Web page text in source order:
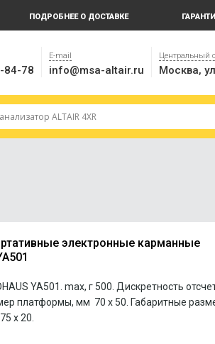
ПОДРОБНЕЕ О ДОСТАВКЕ
84-78
E-mail
info@msa-altair.ru
Центральный
Москва,
электронные карманные
YA501. max, г 500. Дискретность
платформы, мм 70 х 50. Габаритные
х 20.